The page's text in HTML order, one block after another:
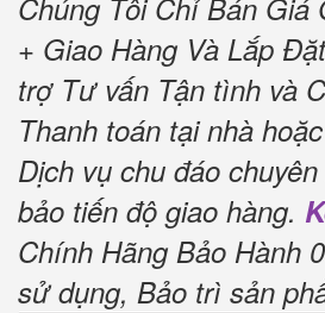
Chúng Tôi Chỉ Bán Giá
+ Giao Hàng Và Lắp
trợ Tư vấn Tận tình và
Thanh toán tại nhà
Dịch vụ chu đáo
bảo tiến độ giao hàng.
Chính Hãng Bảo Hành
sử dụng, Bảo trì sản